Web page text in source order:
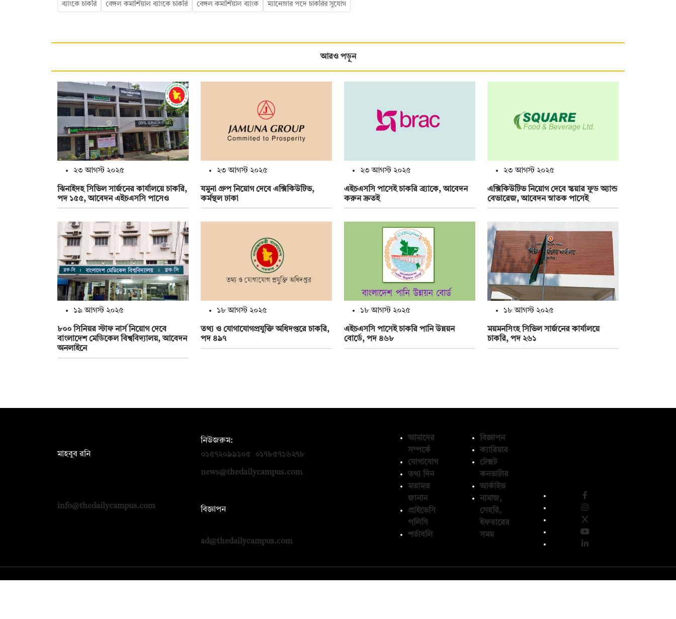
ব্যাংকে চাকরি বেঙ্গল কমার্শিয়াল ব্যাংকে চাকরি বেঙ্গল কমার্শিয়াল ব্যাংক ম্যানেজার পদে চাকরির সুযোগ
আরও পড়ুন
২৩ আগস্ট ২০২৫
ঝিনাইদহ সিভিল সার্জনের কার্যালয়ে চাকরি,
পদ ১৫৫, আবেদন এইচএসসি পাসেও
২৩ আগস্ট ২০২৫
যমুনা গ্রুপ নিয়োগ দেবে এক্সিকিউটিভ,
কর্মস্থল ঢাকা
২৩ আগস্ট ২০২৫
এইচএসসি পাসেই চাকরি ব্র্যাকে, আবেদন
করুন দ্রুতই
২৩ আগস্ট ২০২৫
এক্সিকিউটিভ নিয়োগ দেবে স্কয়ার ফুড অ্যান্ড
বেভারেজ, আবেদন স্নাতক পাসেই
১৯ আগস্ট ২০২৫
৮০০ সিনিয়র স্টাফ নার্স নিয়োগ দেবে
বাংলাদেশ মেডিকেল বিশ্ববিদ্যালয়, আবেদন
অনলাইনে
১৮ আগস্ট ২০২৫
তথ্য ও যোগাযোগপ্রযুক্তি অধিদপ্তরে চাকরি,
পদ ৪৯৭
১৮ আগস্ট ২০২৫
এইচএসসি পাসেই চাকরি পানি উন্নয়ন
বোর্ডে, পদ ৪৬৮
১৮ আগস্ট ২০২৫
ময়মনসিংহ সিভিল সার্জনের কার্যালয়ে
চাকরি, পদ ২৬১
মাহবুব রনি
info@thedailycampus.com
নিউজরুম:
০১৫৭২০৯৯১০৫
০১৭৮৫৭১৬২৭৮
news@thedailycampus.com
বিজ্ঞাপন
ad@thedailycampus.com
আমাদের
সম্পর্কে
যোগাযোগ
তথ্য দিন
মতামত
জানান
প্রাইভেসি
পলিসি
শর্তাবলি
বিজ্ঞাপন
ক্যারিয়ার
টেক্সট
কনভার্টার
আর্কাইভ
নামাজ,
সেহরি,
ইফতারের
সময়
© কপিরাইট 2026, দ্য ডেইলি ক্যাম্পাস লিমিটেড